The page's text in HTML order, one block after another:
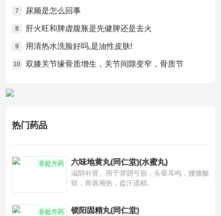
7 尿频是怎么回事
8 肝火旺和脾虚腹胀是先健脾还是去火
9 用清热水洗脸好吗,是油性皮肤!
10 双膝关节缘骨质增生，关节间隙变窄，骨质节
热门药品
非处方药 六味地黄丸(同仁堂)(水蜜丸)
滋阴补肾。用于肾阴亏损，头晕耳鸣，腰膝酸
软，骨蒸潮热，盗汗遗精。
非处方药 锁阳固精丸(同仁堂)